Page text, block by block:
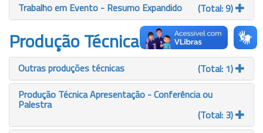
Trabalho em Evento - Resumo Expandido
(Total: 9)
Produção Técnica
Outras produções técnicas
(Total: 1)
Produção Técnica Apresentação - Conferência ou
Palestra
(Total: 3)